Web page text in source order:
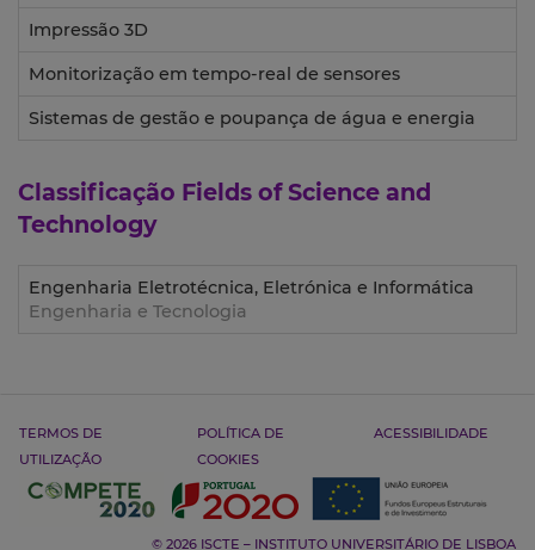
Impressão 3D
Monitorização em tempo-real de sensores
Sistemas de gestão e poupança de água e energia
Classificação Fields of Science and
Technology
Engenharia Eletrotécnica, Eletrónica e Informática
Engenharia e Tecnologia
TERMOS DE
UTILIZAÇÃO
POLÍTICA DE
COOKIES
ACESSIBILIDADE
© 2026 ISCTE – INSTITUTO UNIVERSITÁRIO DE LISBOA